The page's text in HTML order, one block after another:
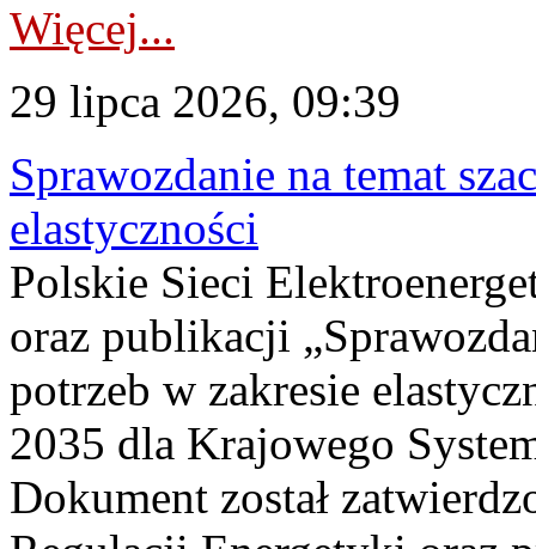
Więcej...
29 lipca 2026, 09:39
Sprawozdanie na temat
elastyczności
Polskie Sieci
oraz publikacji
potrzeb w zakresie
2035 dla Krajowego
Dokument został